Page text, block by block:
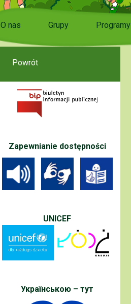
O nas Grupy Programy
Powrót
Zapewnianie dostępności
UNICEF
Українською – тут